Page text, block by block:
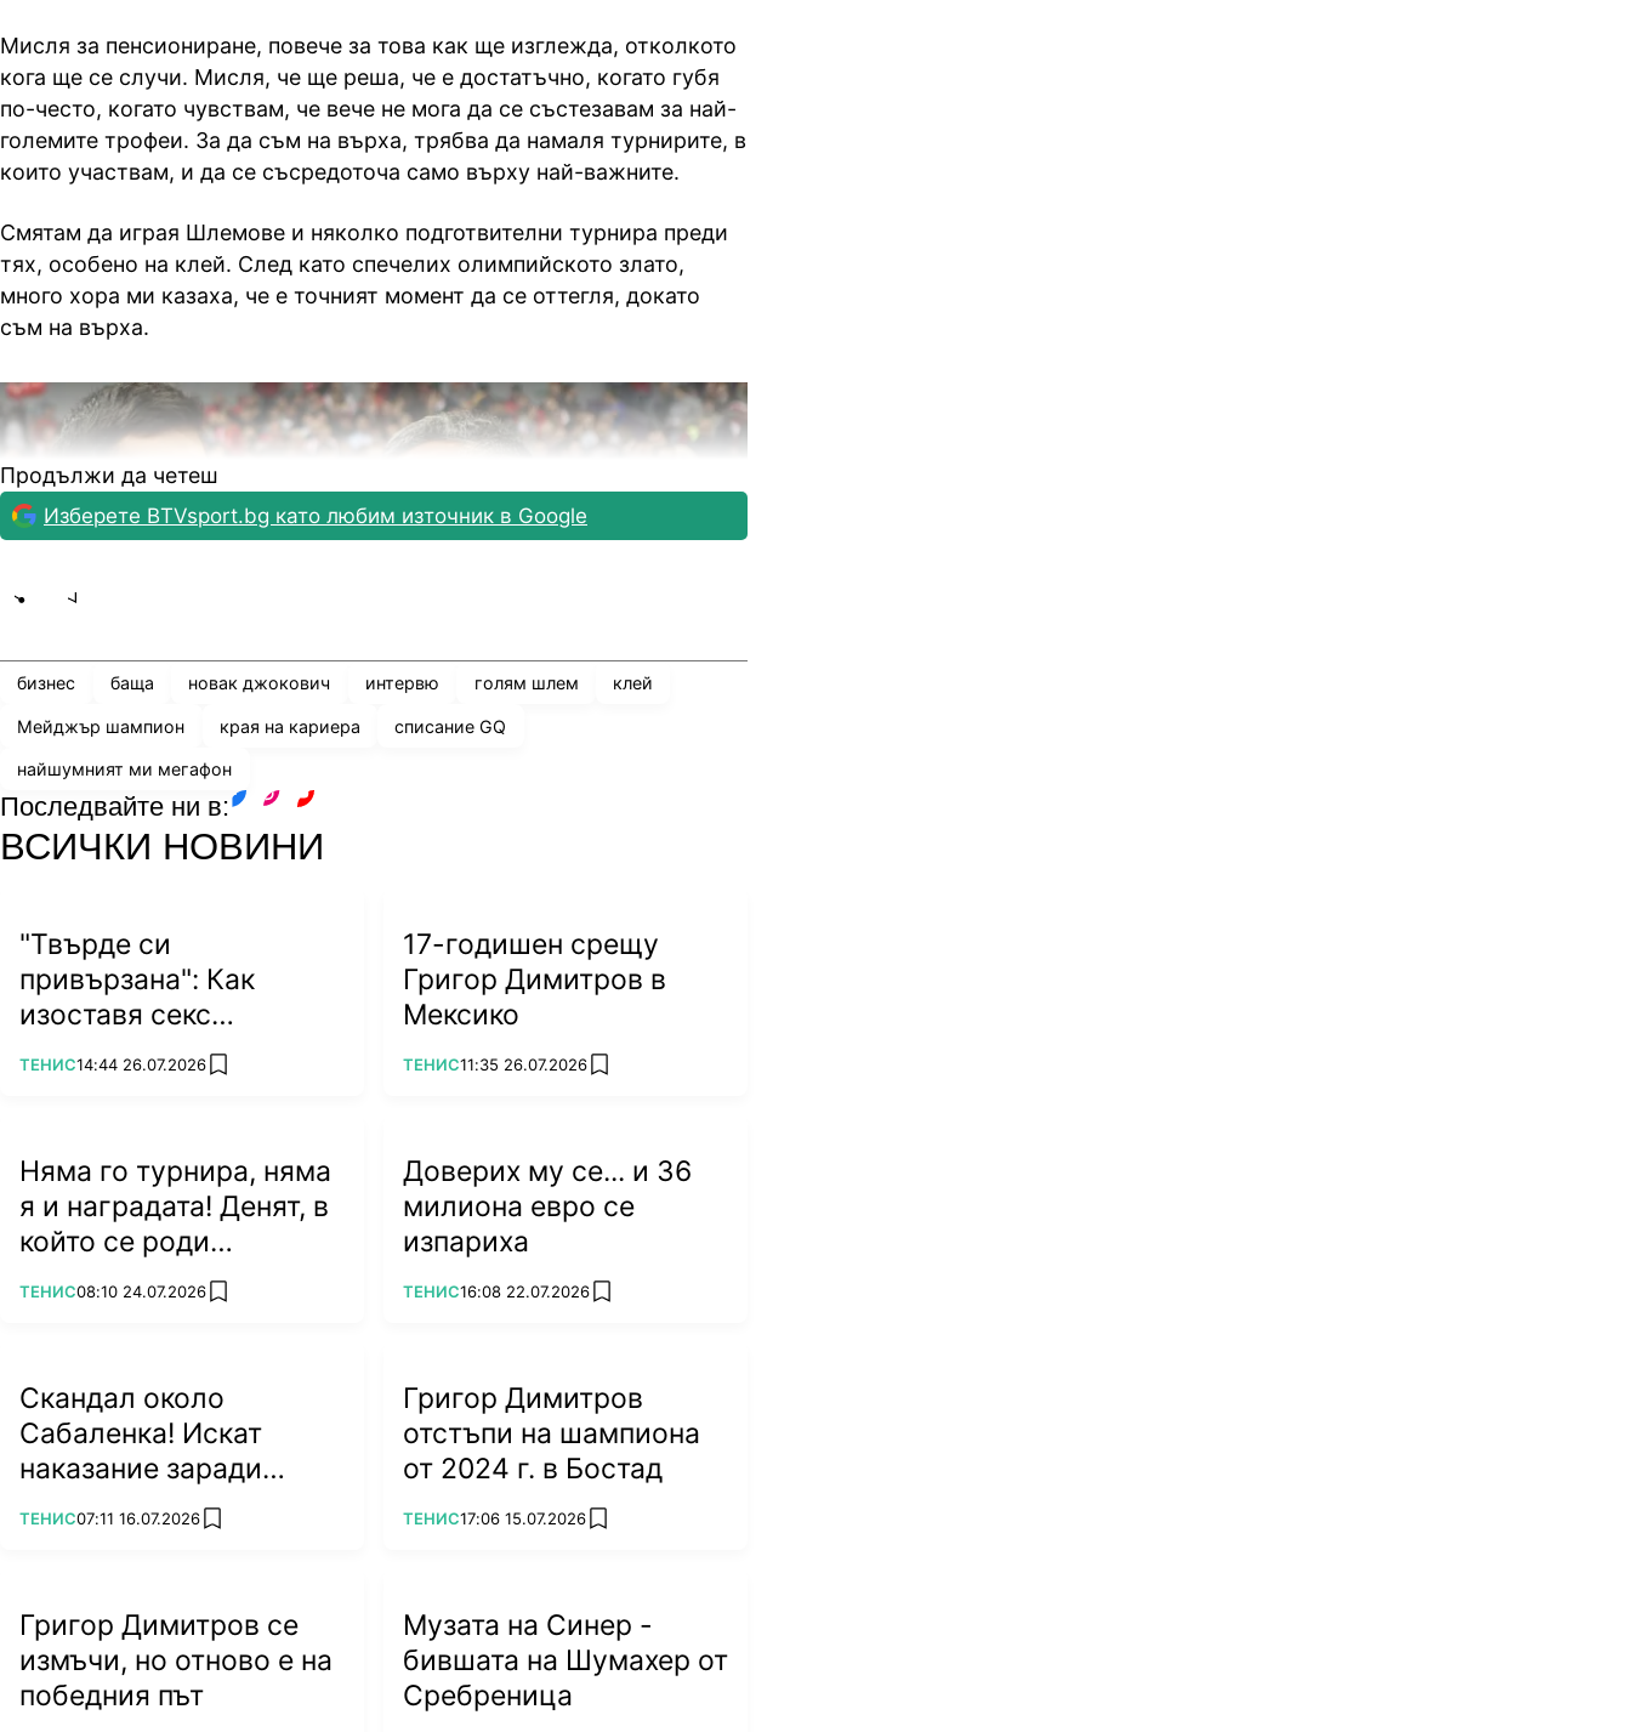
Мисля за пенсиониране, повече за това как ще изглежда, отколкото
кога ще се случи. Мисля, че ще реша, че е достатъчно, когато губя
по-често, когато чувствам, че вече не мога да се състезавам за най-
големите трофеи. За да съм на върха, трябва да намаля турнирите, в
които участвам, и да се съсредоточа само върху най-важните.
Смятам да играя Шлемове и няколко подготвителни турнира преди
тях, особено на клей. След като спечелих олимпийското злато,
много хора ми казаха, че е точният момент да се оттегля, докато
съм на върха.
Разбирам този начин на мислене, но докато все още се чувствам
способен да победя най-добрите в света, не виждам защо да
спирам", надъхан е 24-кратният Мейджър шампион.
Последвайте btvsport.bg за още новини във VIBER
Още видео и снимки от btvsport.bg и вINSTAGRAM
Продължи да четеш
Изберете BTVsport.bg като любим източник в Google
бизнес баща новак джокович интервю голям шлем клей
Мейджър шампион края на кариера списание GQ
найшумният ми мегафон
Последвайте ни в:
ВСИЧКИ НОВИНИ
"Твърде си
привързана": Как
изоставя секс
символът на тениса?
ПОВЕЧЕ ОТ
ТЕНИС14:44 26.07.2026 add favorites
17-годишен срещу
Григор Димитров в
Мексико
ПОВЕЧЕ ОТ
ТЕНИС11:35 26.07.2026 add favorites
Няма го турнира, няма
я и наградата! Денят, в
който се роди
легендата Джокович
ПОВЕЧЕ ОТ
ТЕНИС08:10 24.07.2026 add favorites
Доверих му се... и 36
милиона евро се
изпариха
ПОВЕЧЕ ОТ
ТЕНИС16:08 22.07.2026 add favorites
Скандал около
Сабаленка! Искат
наказание заради
посещението ѝ в
ПОВЕЧЕ ОТ
ТЕНИС07:11 16.07.2026 add favorites
Григор Димитров
отстъпи на шампиона
от 2024 г. в Бостад
ПОВЕЧЕ ОТ
ТЕНИС17:06 15.07.2026 add favorites
Григор Димитров се
измъчи, но отново е на
победния път
Музата на Синер -
бившата на Шумахер от
Сребреница